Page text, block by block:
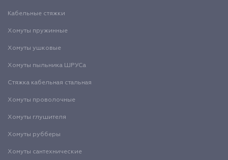
Кабельные стяжки
Хомуты пружинные
Хомуты ушковые
Хомуты пыльника ШРУСа
Стяжка кабельная стальная
Хомуты проволочные
Хомуты глушителя
Хомуты рубберы
Хомуты сантехнические